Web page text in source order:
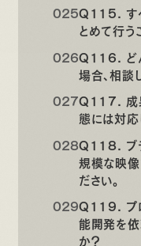
Q115. す
とめて行う
Q116. ど
場合、相談
Q117. 成
態には対応
Q118. ブ
規模な映像
ださい。
Q119. プ
能開発を
か？